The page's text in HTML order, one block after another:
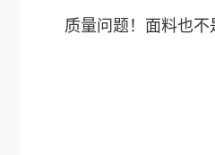
质量问题！面料也不